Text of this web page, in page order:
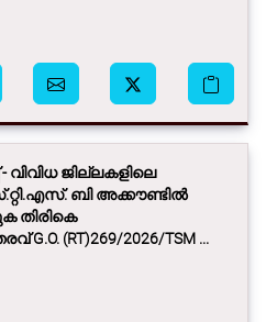
ജില്ലകളിലെ
ബി അക്കൗണ്ടില്‍
തിരികെ
(RT)269/2026/TSM ...